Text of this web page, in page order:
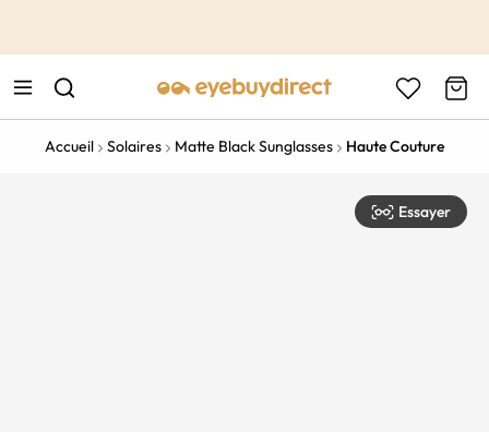
Accueil Solaires Matte Black Sunglasses Haute Couture
Essayer